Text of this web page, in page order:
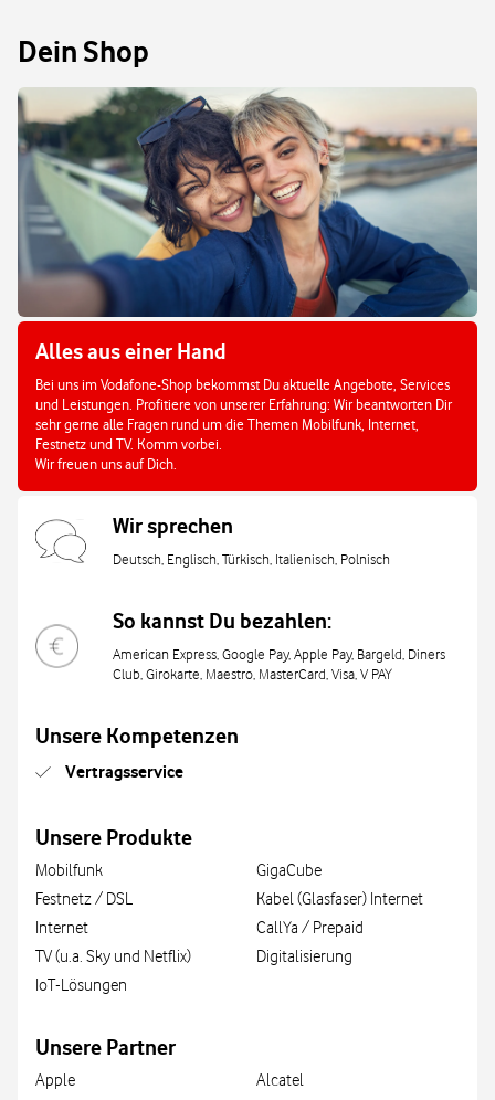
Dein Shop
Alles aus einer Hand
Bei uns im Vodafone-Shop bekommst Du aktuelle Angebote, Services
und Leistungen. Profitiere von unserer Erfahrung: Wir beantworten Dir
sehr gerne alle Fragen rund um die Themen Mobilfunk, Internet,
Festnetz und TV. Komm vorbei.
Wir freuen uns auf Dich.
Wir sprechen
Deutsch, Englisch, Türkisch, Italienisch, Polnisch
So kannst Du bezahlen:
American Express, Google Pay, Apple Pay, Bargeld, Diners
Club, Girokarte, Maestro, MasterCard, Visa, V PAY
Unsere Kompetenzen
Vertragsservice
Unsere Produkte
Mobilfunk
Festnetz / DSL
Internet
TV (u.a. Sky und Netflix)
IoT-Lösungen
GigaCube
Kabel (Glasfaser) Internet
CallYa / Prepaid
Digitalisierung
Unsere Partner
Apple
Alcatel